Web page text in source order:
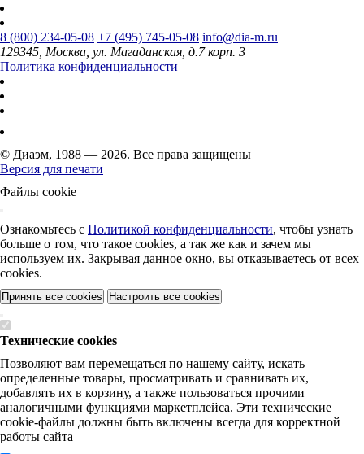
8 (800) 234-05-08 +7 (495) 745-05-08 info@dia-m.ru
129345, Москва, ул. Магаданская, д.7 корп. 3
Политика конфиденциальности
© Диаэм, 1988 — 2026. Все права защищены
Версия для печати
Файлы cookie
Ознакомьтесь с Политикой конфиденциальности, чтобы узнать
больше о том, что такое cookies, а так же как и зачем мы
используем их. Закрывая данное окно, вы отказываетесь от всех
cookies.
Принять все cookies Настроить все cookies
Технические cookies
Позволяют вам перемещаться по нашему сайту, искать
определенные товары, просматривать и сравнивать их,
добавлять их в корзину, а также пользоваться прочими
аналогичными функциями маркетплейса. Эти технические
cookie-файлы должны быть включены всегда для корректной
работы сайта